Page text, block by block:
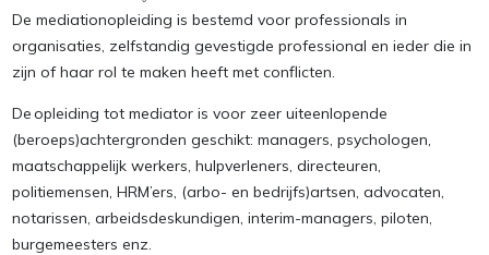
De mediationopleiding is bestemd voor professionals in
organisaties, zelfstandig gevestigde professional en ieder die in
zijn of haar rol te maken heeft met conflicten.
De opleiding tot mediator is voor zeer uiteenlopende
(beroeps)achtergronden geschikt: managers, psychologen,
maatschappelijk werkers, hulpverleners, directeuren,
politiemensen, HRM’ers, (arbo- en bedrijfs)artsen, advocaten,
notarissen, arbeidsdeskundigen, interim-managers, piloten,
burgemeesters enz.